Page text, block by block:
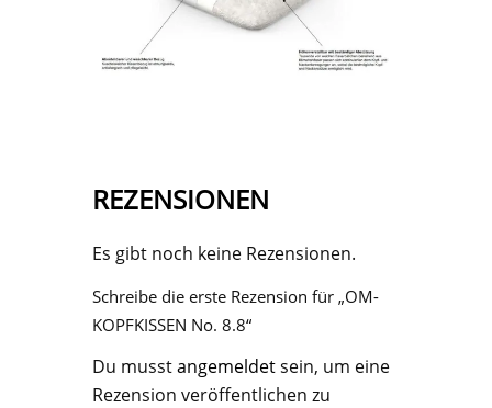
REZENSIONEN
Es gibt noch keine Rezensionen.
Schreibe die erste Rezension für „OM-
KOPFKISSEN No. 8.8“
Du musstangemeldetsein, um eine
Rezension veröffentlichen zu